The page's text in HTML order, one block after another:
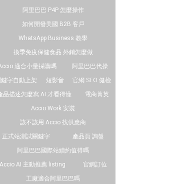
阿里巴巴 P4P 怎麼操作
如何開發美國 B2B 客戶
WhatsApp Business 教學
換季免疫保健食品 外銷怎麼做
適合小量採購嗎
阿里巴巴代操
鍵字自動上架
短影音
官網 SEO 健檢
品描述怎麼寫 AI 才看得懂
電商菁英
Accio Work 安裝
該不該用 Accio 找供應商
正式站測試關鍵字
產品頁 詢盤
阿里巴巴國際站續約值得嗎
Accio AI 主動推薦 listing
官網訂位
工廠適合阿里巴巴嗎